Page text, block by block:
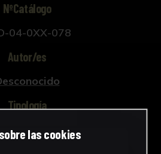
NºCatálogo
04-0XX-078
Autor/es
Tipología
Documento
las cookies